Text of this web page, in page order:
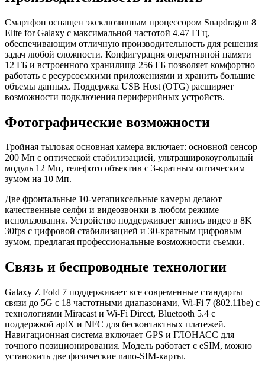
Смартфон оснащен эксклюзивным процессором Snapdragon 8
Elite for Galaxy с максимальной частотой 4.47 ГГц,
обеспечивающим отличную производительность для решения
задач любой сложности. Конфигурация оперативной памяти
12 ГБ и встроенного хранилища 256 ГБ позволяет комфортно
работать с ресурсоемкими приложениями и хранить большие
объемы данных. Поддержка USB Host (OTG) расширяет
возможности подключения периферийных устройств.
Фотографические возможности
Тройная тыловая основная камера включает: основной сенсор
200 Мп с оптической стабилизацией, ультраширокоугольный
модуль 12 Мп, телефото объектив с 3-кратным оптическим
зумом на 10 Мп.
Две фронтальные 10-мегапиксельные камеры делают
качественные селфи и видеозвонки в любом режиме
использования. Устройство поддерживает запись видео в 8K
30fps с цифровой стабилизацией и 30-кратным цифровым
зумом, предлагая профессиональные возможности съемки.
Связь и беспроводные технологии
Galaxy Z Fold 7 поддерживает все современные стандарты
связи до 5G с 18 частотными диапазонами, Wi-Fi 7 (802.11be) с
технологиями Miracast и Wi-Fi Direct, Bluetooth 5.4 с
поддержкой aptX и NFC для бесконтактных платежей.
Навигационная система включает GPS и ГЛОНАСС для
точного позиционирования. Модель работает с eSIM, можно
установить две физические nano-SIM-карты.